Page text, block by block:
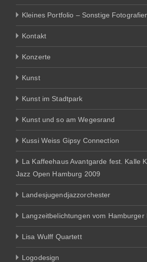
Kleines Portfolio – Sonstige
Kontakt
Konzerte
Kunst
Kunst im Stadtpark
Kunst und so am Wegesrand
Kussi Weiss Gipsy Connection
La Kaffeehaus Avantgarde fest. Kalle
Jazz Open Hamburg 2009
Landesjugendjazzorchester
Langzeitbelichtungen vom Hamburger
Lisa Wulff Quartett
Logodesign